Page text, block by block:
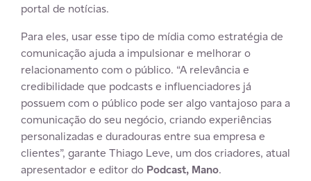
portal de notícias.
Para eles, usar esse tipo de mídia como estratégia de
comunicação ajuda a impulsionar e melhorar o
relacionamento com o público. “A relevância e
credibilidade que podcasts e influenciadores já
possuem com o público pode ser algo vantajoso para a
comunicação do seu negócio, criando experiências
personalizadas e duradouras entre sua empresa e
clientes”, garante Thiago Leve, um dos criadores, atual
apresentador e editor do Podcast, Mano.